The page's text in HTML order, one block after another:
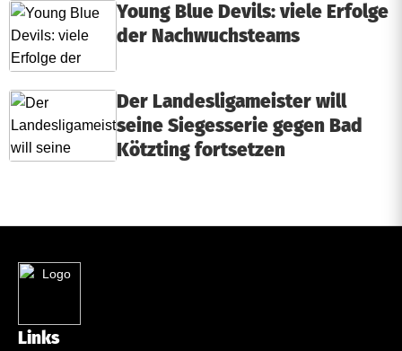
Young Blue Devils: viele Erfolge
der Nachwuchsteams
Der Landesligameister will
seine Siegesserie gegen Bad
Kötzting fortsetzen
Links